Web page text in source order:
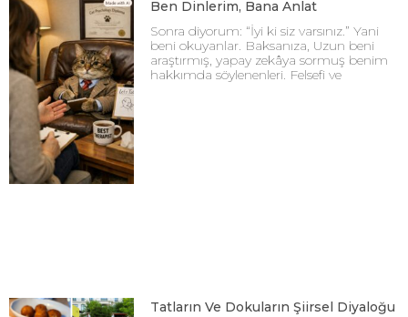
Ben Dinlerim, Bana Anlat
Sonra diyorum: “İyi ki siz varsınız.” Yani
beni okuyanlar. Baksanıza, Uzun beni
araştırmış, yapay zekâya sormuş benim
hakkımda söylenenleri. Felsefi ve
Tatların Ve Dokuların Şiirsel Diyaloğu